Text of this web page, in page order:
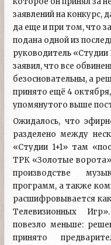
заявлений на конкурс,
да еще и при том, что
подана одной из
руководитель «Студии
заявил, что все
безосновательны, а
принято ещё 4
упомянутого выше
Ожидалось, что
разделено между
«Студии 1+1» там
ТРК «Золотые
производстве
программ, а также
расшифровывается
Телевизионных
повезло меньше:
принято